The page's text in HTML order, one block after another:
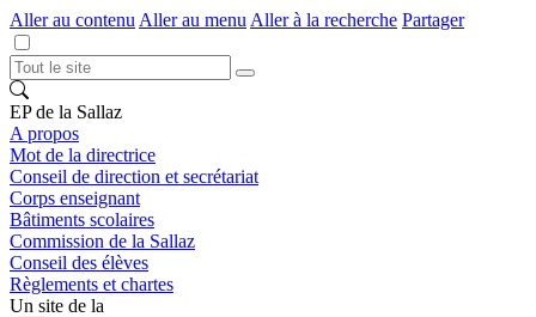
Aller au contenu Aller au menu Aller à la recherche Partager
EP de la Sallaz
A propos
Mot de la directrice
Conseil de direction et secrétariat
Corps enseignant
Bâtiments scolaires
Commission de la Sallaz
Conseil des élèves
Règlements et chartes
Un site de la